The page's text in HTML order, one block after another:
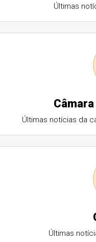
Últimas
Últimas notícias da
Últimas